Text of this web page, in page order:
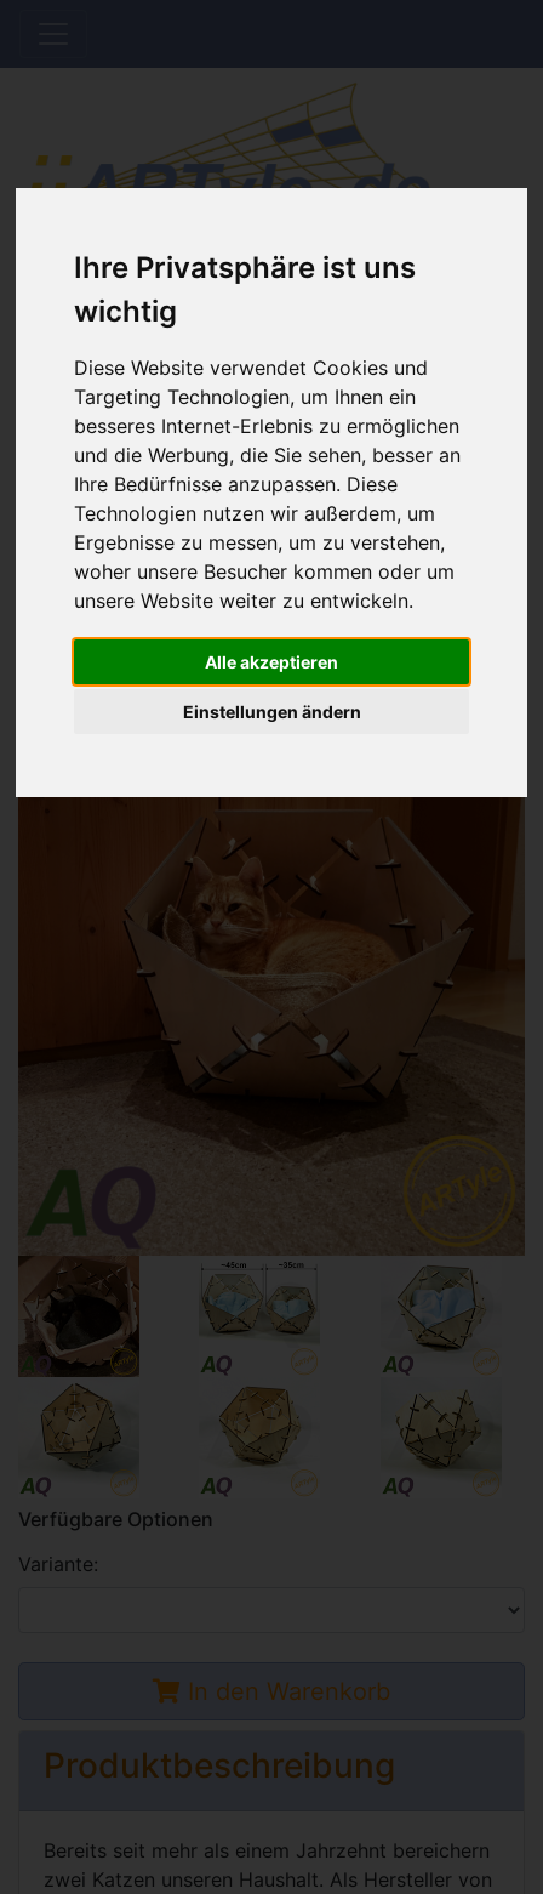
Ihre Privatsphäre ist uns
wichtig
Diese Website verwendet Cookies und
Targeting Technologien, um Ihnen ein
besseres Internet-Erlebnis zu ermöglichen
und die Werbung, die Sie sehen, besser an
Ihre Bedürfnisse anzupassen. Diese
Technologien nutzen wir außerdem, um
Ergebnisse zu messen, um zu verstehen,
woher unsere Besucher kommen oder um
unsere Website weiter zu entwickeln.
Alle akzeptieren
Einstellungen ändern
Hinweis Offline
Der Shop wird aktuell gewartet. Es werden
keine Bestellungen bis auf Weiteres bearbeitet.
Home
Katalog
Vierbeiner
Katzenkorb PLATON - Modernes Katzenbett
aus Holz
Katzenkorb PLATON -
modernes Katzenbett aus
Holz
ab 79,95€
Verfügbare Optionen
Variante:
In den Warenkorb
Produktbeschreibung
Bereits seit mehr als einem Jahrzehnt bereichern
zwei Katzen unseren Haushalt. Als Hersteller von